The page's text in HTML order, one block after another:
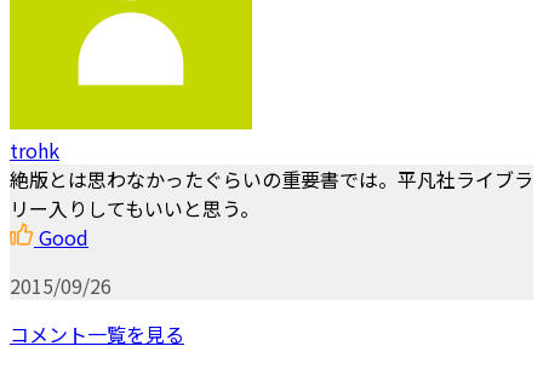
trohk
絶版とは思わなかったぐらいの重要書では。平凡社ライブラ
リー入りしてもいいと思う。
Good
2015/09/26
コメント一覧を見る